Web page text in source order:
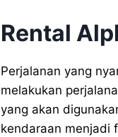
Rental
Perjalanan yang
melakukan
yang akan
kendaraan menjadi